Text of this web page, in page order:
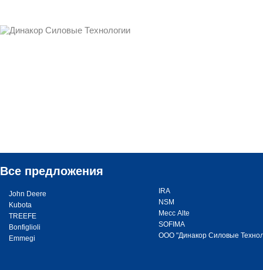
Все предложения
John Deere
Kubota
TREEFE
Bonfiglioli
Emmegi
IRA
NSM
Месс Alte
SOFIMA
ООО "Динакор Силовые